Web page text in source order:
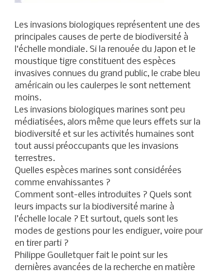
Les invasions biologiques représentent une des
principales causes de perte de biodiversité à
l‘échelle mondiale. Si la renouée du Japon et le
moustique tigre constituent des espèces
invasives connues du grand public, le crabe bleu
américain ou les caulerpes le sont nettement
moins.
Les invasions biologiques marines sont peu
médiatisées, alors même que leurs effets sur la
biodiversité et sur les activités humaines sont
tout aussi préoccupants que les invasions
terrestres.
Quelles espèces marines sont considérées
comme envahissantes ?
Comment sont-elles introduites ? Quels sont
leurs impacts sur la biodiversité marine à
l’échelle locale ? Et surtout, quels sont les
modes de gestions pour les endiguer, voire pour
en tirer parti ?
Philippe Goulletquer fait le point sur les
dernières avancées de la recherche en matière